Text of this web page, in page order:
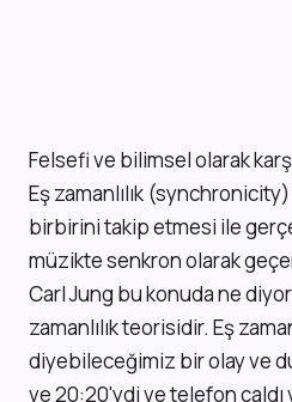
Felsefi ve bilimsel olarak
Eş zamanlılık (synchronicity)
birbirini takip etmesi ile
müzikte senkron olarak
Carl Jung bu konuda ne
zamanlılık teorisidir. Eş
diyebileceğimiz bir olay ve
ve 20:20'ydi ve telefon